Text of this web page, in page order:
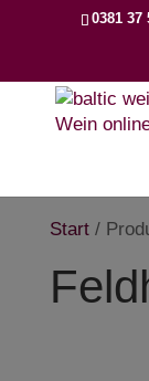
0381 37
search
Start/